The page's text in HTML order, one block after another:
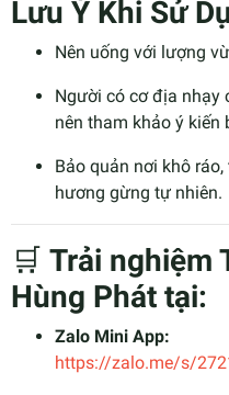
Lưu Ý Khi Sử
Nên uống với lượng
Người có cơ địa nhạy
nên tham khảo ý kiến
Bảo quản nơi khô
hương gừng tự nhiên.
🛒 Trải nghiệm
Hùng Phát tại:
Zalo Mini App:
https://zalo.me/s/